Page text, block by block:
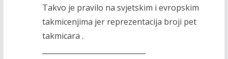
Takvo je pravilo na svjetskim i evropskim
takmicenjima jer reprezentacija broji pet
takmicara .